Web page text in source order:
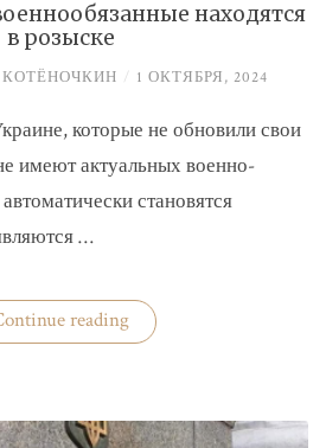
находятся
в розыске
/ 1 ОКТЯБРЯ, 2024
которые не обновили свои
имеют актуальных военно-
становятся
…
reading«Не
обновившие
розыске»